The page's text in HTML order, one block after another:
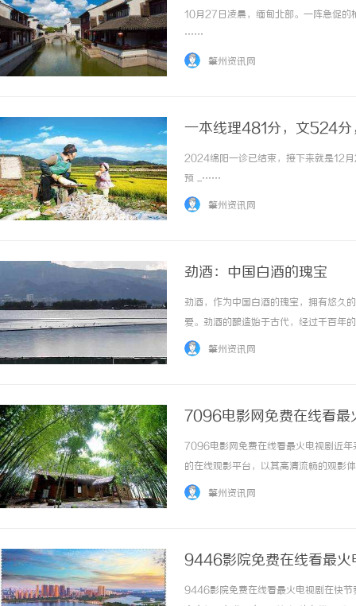
10月27日凌晨，缅甸北部。一阵急促的
……
肇州资讯网
一本线理481分，文524
2024绵阳一诊已结束，接下来就是12
预 ...……
肇州资讯网
劲酒：中国白酒的瑰宝
劲酒，作为中国白酒的瑰宝，拥有悠久
爱。劲酒的酿造始于古代，经过千百年
琐，注重每一个细节。首先，选用优质
肇州资讯网
7096电影网免费在线看最
7096电影网免费在线看最火电视剧近
的在线观影平台，以其高清流畅的观影
线观看最火的电视剧，无需担心会错过
肇州资讯网
9446影院免费在线看最火
9446影院免费在线看最火电视剧在快节